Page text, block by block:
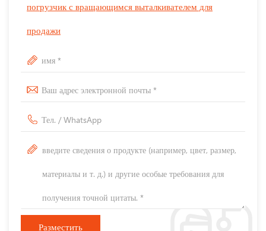
погрузчик с вращающимся выталкивателем для
продажи